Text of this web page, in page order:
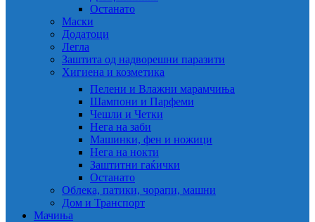
Останато
Маски
Додатоци
Легла
Заштита од надворешни паразити
Хигиена и козметика
Пелени и Влажни марамчиња
Шампони и Парфеми
Чешли и Четки
Нега на заби
Машинки, фен и ножици
Нега на нокти
Заштитни гаќички
Останато
Облека, патики, чорапи, машни
Дом и Транспорт
Мачиња